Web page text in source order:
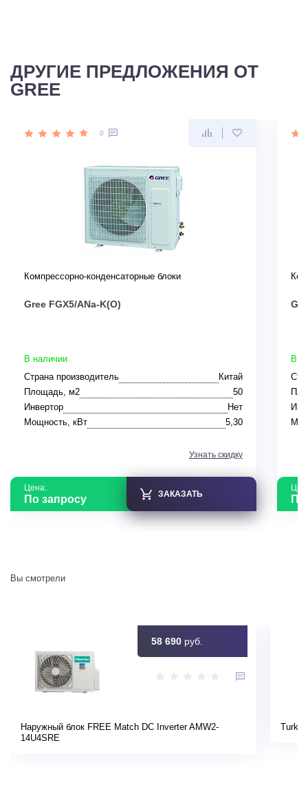
ДРУГИЕ ПРЕДЛОЖЕНИЯ ОТ
GREE
0
Компрессорно-конденсаторные блоки
Gree FGX5/ANa-K(O)
В наличии
Страна производитель
Китай
Площадь, м2
50
Инвертор
Нет
Мощность, кВт
5,30
Узнать скидку
Цена:
По запросу ЗАКАЗАТЬ
В
По
Вы смотрели
58 690 руб.
Наружный блок FREE Match DC Inverter AMW2-
14U4SRE